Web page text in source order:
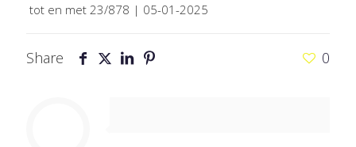
tot en met 23/878 | 05-01-2025
Share 0